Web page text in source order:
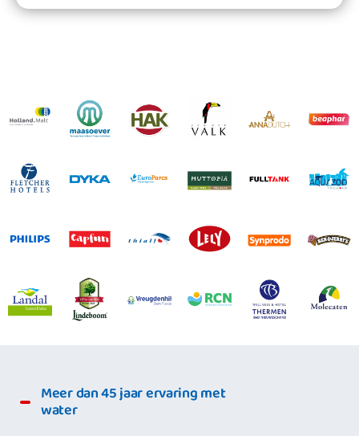
Meer dan 45 jaar ervaring met
water